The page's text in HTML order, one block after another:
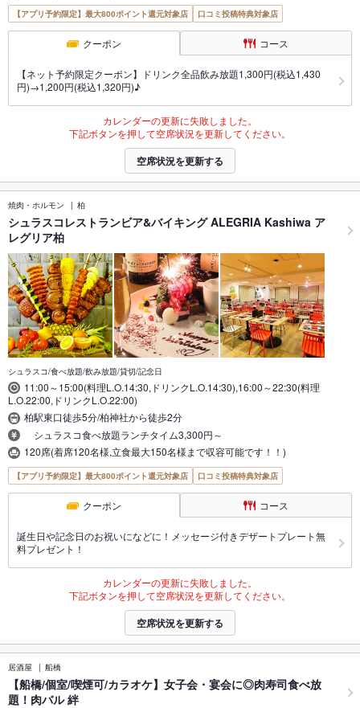
【アプリ予約限定】最大800ポイント還元対象店 口コミ投稿特典対象店
クーポン コース
【ネット予約限定クーポン】ドリンク全品飲み放題1,300円(税込1,430
円)→1,200円(税込1,320円)♪
カレンダーの更新に失敗しました。
下記ボタンを押して空席状況を更新してください。
空席状況を更新する
焼肉・ホルモン 柏
シュラスコレストランビア&バイキング ALEGRIA Kashiwa ア
レグリア柏
シュラスコ/食べ放題/飲み放題/貸切/記念日
11:00～15:00(料理L.O.14:30,ドリンクL.O.14:30),16:00～22:30(料理
L.O.22:00,ドリンクL.O.22:00)
柏駅東口徒歩5分/柏神社から徒歩2分
シュラスコ食べ放題ランチタイム3,300円～
120席(着席120名様,立食最大150名様まで収容可能です！！)
【アプリ予約限定】最大800ポイント還元対象店 口コミ投稿特典対象店
クーポン コース
誕生日や記念日のお祝いになどに！メッセージ付きデザートプレート無
料プレゼント！
カレンダーの更新に失敗しました。
下記ボタンを押して空席状況を更新してください。
空席状況を更新する
居酒屋 船橋
【船橋/個室/喫煙可/カラオケ】女子会・宴会に◎肉寿司食べ放
題！肉バル 絆